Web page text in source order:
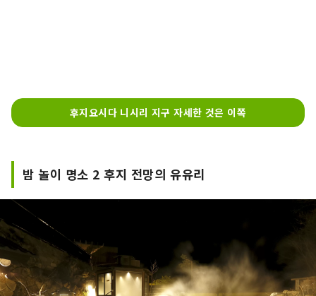
후지요시다 니시리 지구 자세한 것은 이쪽
밤 놀이 명소 2 후지 전망의 유유리